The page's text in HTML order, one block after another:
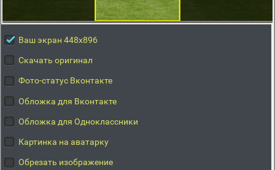
Ваш экран 448x896
Скачать оригинал
Фото-статус Вконтакте
Обложка для Вконтакте
Обложка для Одноклассники
Картинка на аватарку
Обрезать изображение